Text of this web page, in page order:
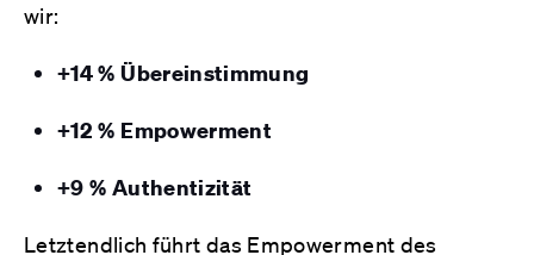
wir:
+14 % Übereinstimmung
+12 % Empowerment
+9 % Authentizität
Letztendlich führt das Empowerment des